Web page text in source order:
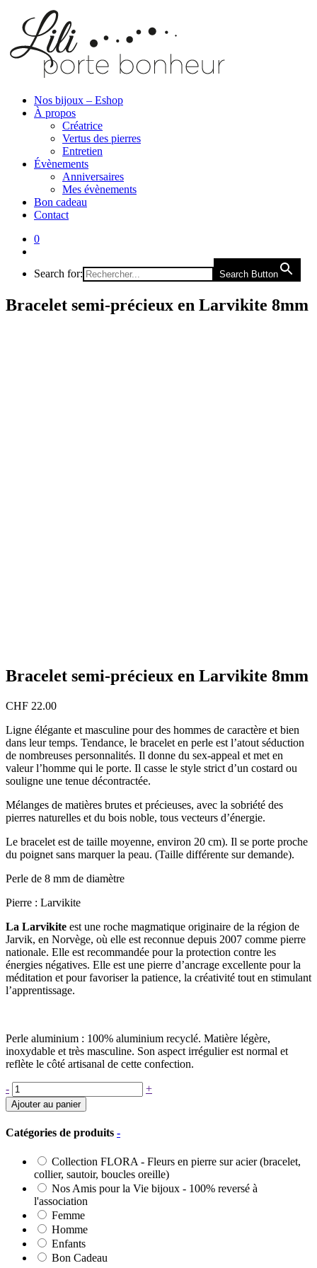
Nos bijoux – Eshop
À propos
Créatrice
Vertus des pierres
Entretien
Évènements
Anniversaires
Mes évènements
Bon cadeau
Contact
0
Search for: Search Button
Bracelet semi-précieux en Larvikite 8mm
Bracelet semi-précieux en Larvikite 8mm
CHF 22.00
Ligne élégante et masculine pour des hommes de caractère et bien
dans leur temps. Tendance, le bracelet en perle est l’atout séduction
de nombreuses personnalités. Il donne du sex-appeal et met en
valeur l’homme qui le porte. Il casse le style strict d’un costard ou
souligne une tenue décontractée.
Mélanges de matières brutes et précieuses, avec la sobriété des
pierres naturelles et du bois noble, tous vecteurs d’énergie.
Le bracelet est de taille moyenne, environ 20 cm). Il se porte proche
du poignet sans marquer la peau. (Taille différente sur demande).
Perle de 8 mm de diamètre
Pierre : Larvikite
La Larvikite est une roche magmatique originaire de la région de
Jarvik, en Norvège, où elle est reconnue depuis 2007 comme pierre
nationale. Elle est recommandée pour la protection contre les
énergies négatives. Elle est une pierre d’ancrage excellente pour la
méditation et pour favoriser la patience, la créativité tout en stimulant
l’apprentissage.
Perle aluminium : 100% aluminium recyclé. Matière légère,
inoxydable et très masculine. Son aspect irrégulier est normal et
reflète le côté artisanal de cette confection.
- quantité
de
Bracelet
précieux
Larvikite
+
Ajouter au panier
Catégories de produits -
Collection FLORA - Fleurs en pierre sur acier (bracelet,
collier, sautoir, boucles oreille)
Nos Amis pour la Vie bijoux - 100% reversé à
l'association
Femme
Homme
Enfants
Bon Cadeau